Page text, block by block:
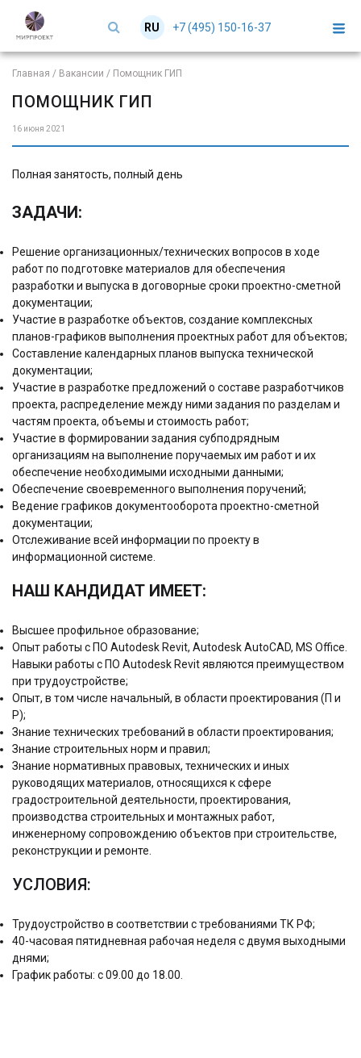
EN
RU +7 (495) 150-16-37
Главная / Вакансии / Помощник ГИП
ПОМОЩНИК ГИП
16 июня 2021
Полная занятость, полный день
ЗАДАЧИ:
Решение организационных/технических вопросов в ходе
работ по подготовке материалов для обеспечения
разработки и выпуска в договорные сроки проектно-сметной
документации;
Участие в разработке объектов, создание комплексных
планов-графиков выполнения проектных работ для объектов;
Составление календарных планов выпуска технической
документации;
Участие в разработке предложений о составе разработчиков
проекта, распределение между ними задания по разделам и
частям проекта, объемы и стоимость работ;
Участие в формировании задания субподрядным
организациям на выполнение поручаемых им работ и их
обеспечение необходимыми исходными данными;
Обеспечение своевременного выполнения поручений;
Ведение графиков документооборота проектно-сметной
документации;
Отслеживание всей информации по проекту в
информационной системе.
НАШ КАНДИДАТ ИМЕЕТ:
Высшее профильное образование;
Опыт работы с ПО Autodesk Revit, Autodesk AutoCAD, MS Office.
Навыки работы с ПО Autodesk Revit являются преимуществом
при трудоустройстве;
Опыт, в том числе начальный, в области проектирования (П и
Р);
Знание технических требований в области проектирования;
Знание строительных норм и правил;
Знание нормативных правовых, технических и иных
руководящих материалов, относящихся к сфере
градостроительной деятельности, проектирования,
производства строительных и монтажных работ,
инженерному сопровождению объектов при строительстве,
реконструкции и ремонте.
УСЛОВИЯ:
Трудоустройство в соответствии с требованиями ТК РФ;
40-часовая пятидневная рабочая неделя с двумя выходными
днями;
График работы: с 09.00 до 18.00.